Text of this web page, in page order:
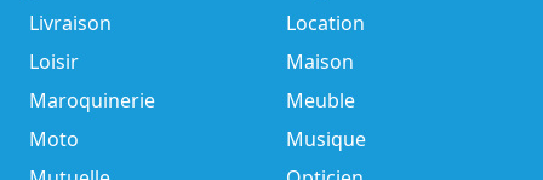
Livraison
Location
Loisir
Maison
Maroquinerie
Meuble
Moto
Musique